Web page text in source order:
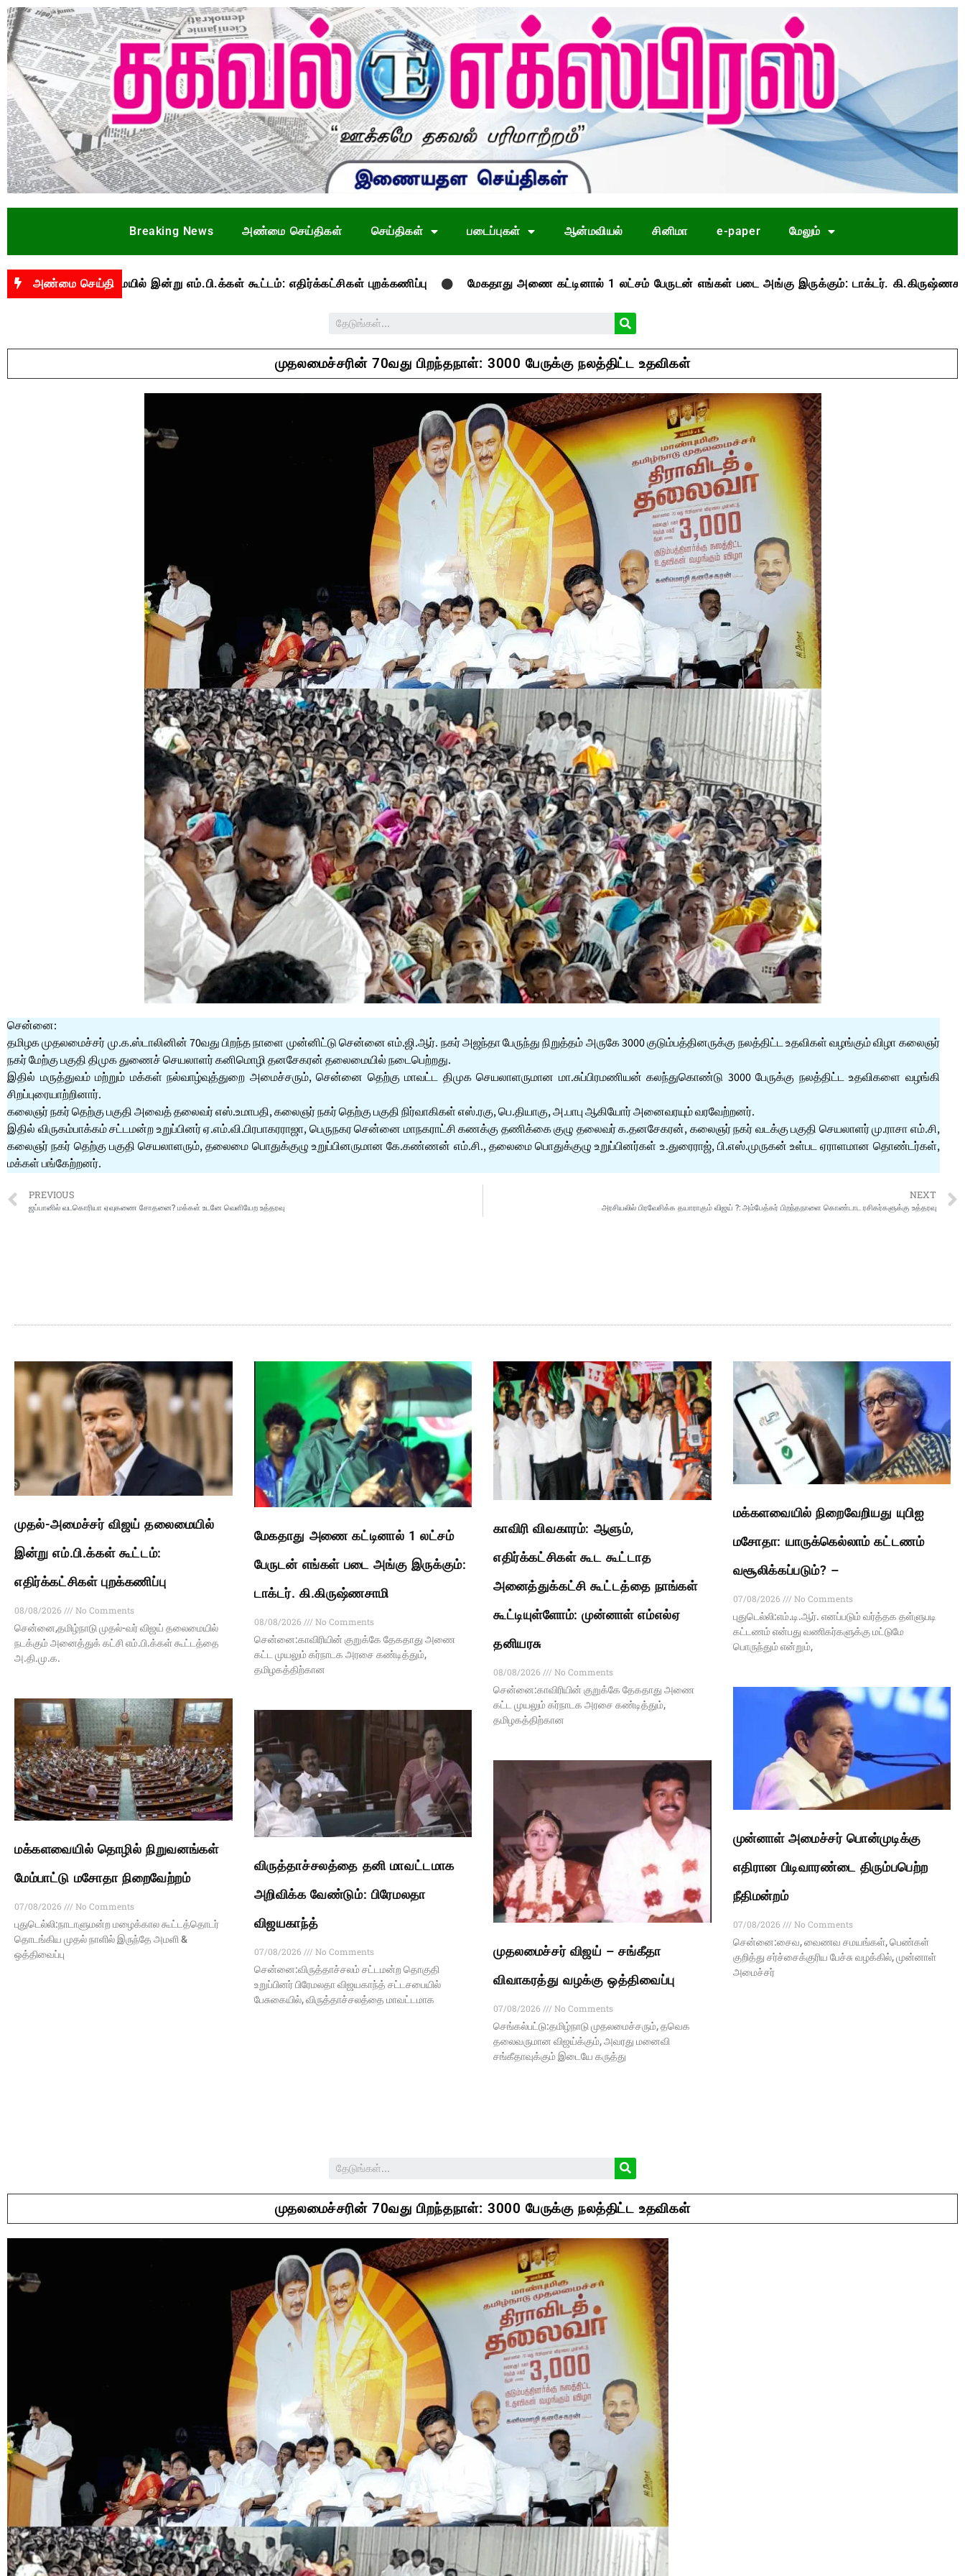
Breaking News அண்மை செய்திகள் செய்திகள் படைப்புகள் ஆன்மவியல் சினிமா e-paper மேலும்
அண்மை செய்தி
தலைமையில் இன்று எம்.பி.க்கள் கூட்டம்: எதிர்க்கட்சிகள் புறக்கணிப்பு மேகதாது அணை கட்டினால் 1 லட்சம் பேருடன் எங்கள் படை அங்கு இருக்கும்: டாக்டர். கி.கிருஷ்ணசாமி
முதலமைச்சரின் 70வது பிறந்தநாள்: 3000 பேருக்கு நலத்திட்ட உதவிகள்
சென்னை:
தமிழக முதலமைச்சர் மு.க.ஸ்டாலினின் 70வது பிறந்த நாளை முன்னிட்டு சென்னை எம்.ஜி.ஆர். நகர் அஜந்தா பேருந்து நிறுத்தம் அருகே 3000 குடும்பத்தினருக்கு நலத்திட்ட உதவிகள் வழங்கும் விழா கலைஞர்
நகர் மேற்கு பகுதி திமுக துணைச் செயலாளர் கனிமொழி தனசேகரன் தலைமையில் நடைபெற்றது.
இதில் மருத்துவம் மற்றும் மக்கள் நல்வாழ்வுத்துறை அமைச்சரும், சென்னை தெற்கு மாவட்ட திமுக செயலாளருமான மா.சுப்பிரமணியன் கலந்துகொண்டு 3000 பேருக்கு நலத்திட்ட உதவிகளை வழங்கி
சிறப்புரையாற்றினார்.
கலைஞர் நகர் தெற்கு பகுதி அவைத் தலைவர் எஸ்.உமாபதி, கலைஞர் நகர் தெற்கு பகுதி நிர்வாகிகள் எஸ்.ரகு, பெ.தியாகு, அ.பாபு ஆகியோர் அனைவரயும் வரவேற்றனர்.
இதில் விருகம்பாக்கம் சட்டமன்ற உறுப்பினர் ஏ.எம்.வி.பிரபாகரராஜா, பெருநகர சென்னை மாநகராட்சி கணக்கு தணிக்கை குழு தலைவர் க.தனசேகரன், கலைஞர் நகர் வடக்கு பகுதி செயலாளர் மு.ராசா எம்.சி,
கலைஞர் நகர் தெற்கு பகுதி செயலாளரும், தலைமை பொதுக்குழு உறுப்பினருமான கே.கண்ணன் எம்.சி., தலைமை பொதுக்குழு உறுப்பினர்கள் உ.துரைராஜ், பி.எஸ்.முருகன் உள்பட ஏராளமான தொண்டர்கள்,
மக்கள் பங்கேற்றனர்.
PREVIOUS
ஜப்பானில் வடகொரியா ஏவுகணை சோதனை? மக்கள் உடனே வெளியேற உத்தரவு
NEXT
அரசியலில் பிரவேசிக்க தயாராகும் விஜய் ?: அம்பேத்கர் பிறந்தநாளை கொண்டாட ரசிகர்களுக்கு உத்தரவு
முதல்-அமைச்சர் விஜய் தலைமையில்
இன்று எம்.பி.க்கள் கூட்டம்:
எதிர்க்கட்சிகள் புறக்கணிப்பு
08/08/2026
No Comments
சென்னை,தமிழ்நாடு முதல்-வர் விஜய் தலைமையில்
நடக்கும் அனைத்துக் கட்சி எம்.பி.க்கள் கூட்டத்தை
அ.தி.மு.க.
மேகதாது அணை கட்டினால் 1 லட்சம்
பேருடன் எங்கள் படை அங்கு இருக்கும்:
டாக்டர். கி.கிருஷ்ணசாமி
08/08/2026
No Comments
சென்னை:காவிரியின் குறுக்கே தேகதாது அணை
கட்ட முயலும் கர்நாடக அரசை கண்டித்தும்,
தமிழகத்திற்கான
காவிரி விவகாரம்: ஆளும்,
எதிர்க்கட்சிகள் கூட கூட்டாத
அனைத்துக்கட்சி கூட்டத்தை நாங்கள்
கூட்டியுள்ளோம்: முன்னாள் எம்எல்ஏ
தனியரசு
08/08/2026
No Comments
சென்னை:காவிரியின் குறுக்கே தேகதாது அணை
கட்ட முயலும் கர்நாடக அரசை கண்டித்தும்,
தமிழகத்திற்கான
மக்களவையில் நிறைவேறியது யுபிஐ
மசோதா: யாருக்கெல்லாம் கட்டணம்
வசூலிக்கப்படும்? –
07/08/2026
No Comments
புதுடெல்லி:எம்.டி.ஆர். எனப்படும் வர்த்தக தள்ளுபடி
கட்டணம் என்பது வணிகர்களுக்கு மட்டுமே
பொருந்தும் என்றும்,
மக்களவையில் தொழில் நிறுவனங்கள்
மேம்பாட்டு மசோதா நிறைவேற்றம்
07/08/2026
No Comments
புதுடெல்லி:நாடாளுமன்ற மழைக்கால கூட்டத்தொடர்
தொடங்கிய முதல் நாளில் இருந்தே அமளி &
ஒத்திவைப்பு
விருத்தாச்சலத்தை தனி மாவட்டமாக
அறிவிக்க வேண்டும்: பிரேமலதா
விஜயகாந்த்
07/08/2026
No Comments
சென்னை:விருத்தாச்சலம் சட்டமன்ற தொகுதி
உறுப்பினர் பிரேமலதா விஜயகாந்த் சட்டசபையில்
பேசுகையில், விருத்தாச்சலத்தை மாவட்டமாக
முதலமைச்சர் விஜய் – சங்கீதா
விவாகரத்து வழக்கு ஒத்திவைப்பு
07/08/2026
No Comments
செங்கல்பட்டு:தமிழ்நாடு முதலமைச்சரும், தவெக
தலைவருமான விஜய்க்கும், அவரது மனைவி
சங்கீதாவுக்கும் இடையே கருத்து
முன்னாள் அமைச்சர் பொன்முடிக்கு
எதிரான பிடிவாரண்டை திரும்பபெற்ற
நீதிமன்றம்
07/08/2026
No Comments
சென்னை:சைவ, வைணவ சமயங்கள், பெண்கள்
குறித்து சர்ச்சைக்குரிய பேச்சு வழக்கில், முன்னாள்
அமைச்சர்
முதலமைச்சரின் 70வது பிறந்தநாள்: 3000 பேருக்கு நலத்திட்ட உதவிகள்